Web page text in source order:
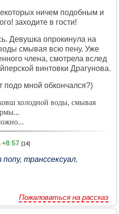
ничем подобным и
заходите в гости!
Девушка опрокинула на
смывая всю пену. Уже
члена, смотрела вслед
винтовки Драгунова.
подо мной обкончался?)
холодной воды, смывая
+8.57 [14]
попу, транссексуал,
Пожаловаться на рассказ